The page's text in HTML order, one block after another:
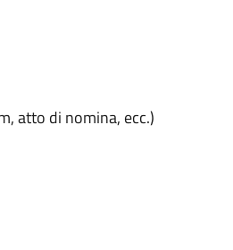
atto di nomina, ecc.)